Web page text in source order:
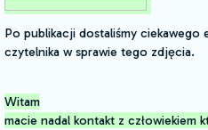
Po publikacji dostaliśmy ciekawego
czytelnika w sprawie tego zdjęcia.
Witam
macie nadal kontakt z człowiekiem